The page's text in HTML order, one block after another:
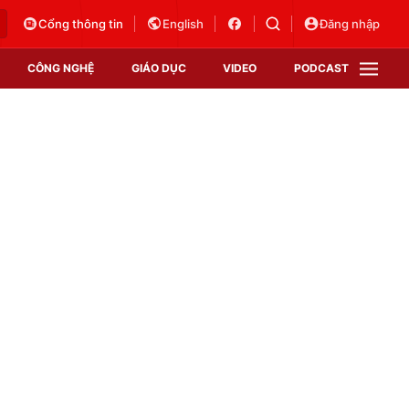
Cổng thông tin English Đăng nhập
CÔNG NGHỆ GIÁO DỤC VIDEO PODCAST